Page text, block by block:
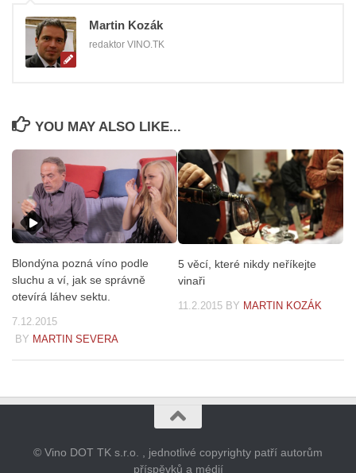
Martin Kozák
redaktor VINO.TK
YOU MAY ALSO LIKE...
Blondýna pozná víno podle
sluchu a ví, jak se správně
otevírá láhev sektu.
7.12.2015
BY MARTIN SEVERA
5 věcí, které nikdy neříkejte
vinaři
11.2.2015 BY MARTIN KOZÁK
© Vino DOT TK s.r.o. , jednotlivé copyrighty patří autorům
příspěvků a médií